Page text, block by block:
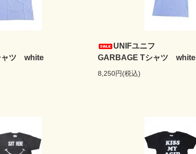
ャツ white
UNIFユニフ
GARBAGE Tシャツ white
8,250円(税込)